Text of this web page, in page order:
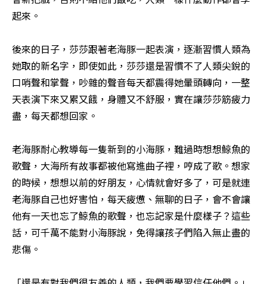
起來。
後來的日子，莎莎跟著老海豚一起表演，逐漸習慣人類為
她取的新名字，即使如此，莎莎還是習慣不了人類尖銳的
口哨聲和掌聲，吵雜的聲音每天都震得她暈頭轉向，一整
天表演下來又累又餓，身體又不舒服，實在讓莎莎筋疲力
盡，每天都想回家。
老海豚耐心教導每一隻新到的小海豚，難過時想想鯨魚的
歌聲，大海所有故事都被他寫進曲子裡，哼成了歌。想家
的時候，想想以前的好朋友，心情就會好多了，可是就連
老海豚自己也好害怕，每天疲憊、無聊的日子，會不會讓
他有一天也忘了鯨魚的歌聲，也忘記家是什麼樣子？這些
話，可千萬不能對小海豚說，免得讓孩子們陷入無止盡的
悲傷。